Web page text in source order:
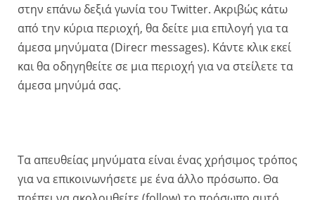
στην επάνω δεξιά γωνία του Twitter. Ακριβώς κάτω
από την κύρια περιοχή, θα δείτε μια επιλογή για τα
άμεσα μηνύματα (Direcr messages). Κάντε κλικ εκεί
και θα οδηγηθείτε σε μια περιοχή για να στείλετε τα
άμεσα μηνύμά σας.
Τα απευθείας μηνύματα είναι ένας χρήσιμος τρόπος
για να επικοινωνήσετε με ένα άλλο πρόσωπο. Θα